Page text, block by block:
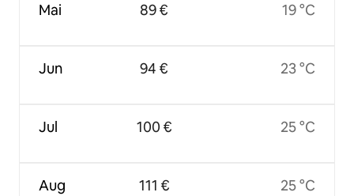
Mai
Jun
Jul
Aug
89 €
94 €
100 €
111 €
19 °C
23 °C
25 °C
25 °C